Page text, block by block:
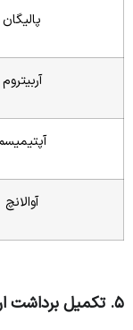
پالیگان
آربیتروم
آوالانچ
5. تکمیل برداشت ارز دیجیتال